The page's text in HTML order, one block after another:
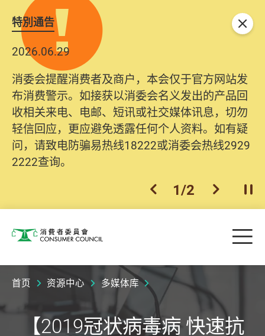
特別通告
2026.06.29
消委会提醒消费者及商户，本会仅于官方网站发
布消费警示。如接获以消委会名义发出的产品回
收相关来电、电邮、短讯或社交媒体讯息，切勿
轻信回应，更应避免透露任何个人资料。如有疑
问，请致电防骗易热线18222或消委会热线2929
2222查询。
上一个
1/2 下一个开
关闭
消费者委员会 目
首页 资源中心 多媒体库
【2019冠状病毒病 快速抗